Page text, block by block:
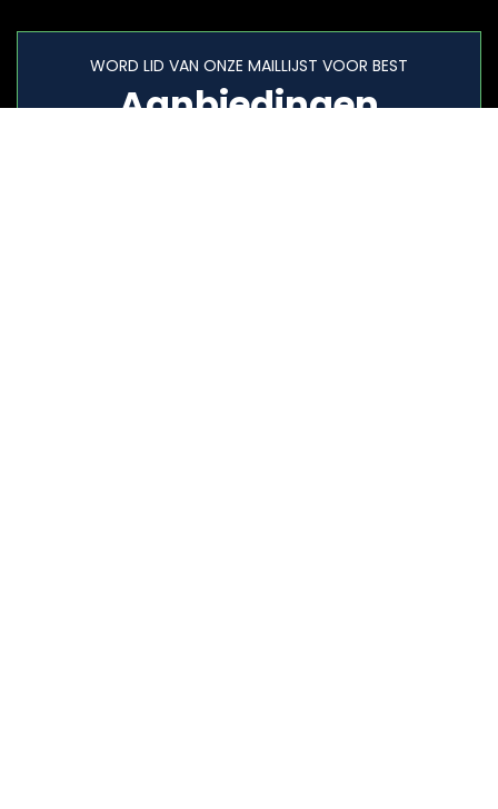
WORD LID VAN ONZE MAILLIJST VOOR BEST
Aanbiedingen